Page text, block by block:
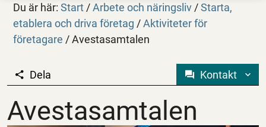
Du är här:Start / Arbete och näringsliv / Starta,
etablera och driva företag / Aktiviteter för
företagare /Avestasamtalen
Avestasamtalen
Dela Kontakt
Avestasamtalen